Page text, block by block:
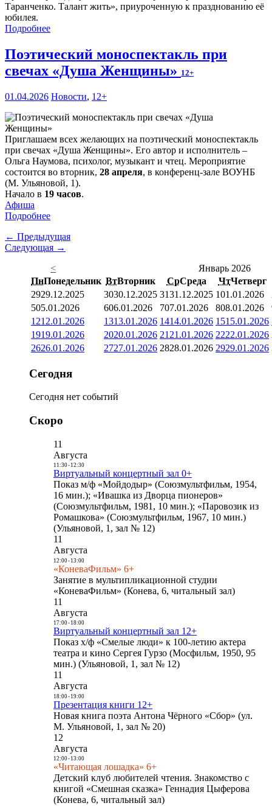
Таранченко. Талант жить», приуроченную к празднованию её
юбилея.
Подробнее
Поэтический моноспектакль при
свечах «Душа Женщины» 12+
01.04.2026 Новости, 12+
Приглашаем всех желающих на поэтический моноспектакль
при свечах «Душа Женщины». Его автор и исполнитель –
Ольга Наумова, психолог, музыкант и чтец. Мероприятие
состоится во вторник, 28 апреля, в конференц-зале ВОУНБ
(М. Ульяновой, 1).
Начало в 19 часов.
Афиша
Подробнее
← Предыдущая
Следующая →
<
Январь 2026
ПнПонедельник ВтВторник СрСреда ЧтЧетверг
2929.12.2025 3030.12.2025 3131.12.2025 101.01.2026
505.01.2026 606.01.2026 707.01.2026 808.01.2026
1212.01.2026 1313.01.2026 1414.01.2026 1515.01.2026
1919.01.2026 2020.01.2026 21 21.01.2026 2222.01.2026
2626.01.2026 2727.01.2026 2828.01.2026 2929.01.2026
Сегодня
Сегодня нет событий
Скоро
11
Августа
11:30- 12:30
Виртуальный концертный зал 0+
Показ м/ф «Мойдодыр» (Союзмультфильм, 1954,
16 мин.); «Ивашка из Дворца пионеров»
(Союзмультфильм, 1981, 10 мин.); «Паровозик из
Ромашкова» (Союзмультфильм, 1967, 10 мин.)
(Ульяновой, 1, зал № 12)
11
Августа
12:00- 13:00
«КоневаФильм» 6+
Занятие в мультипликационной студии
«КоневаФильм» (Конева, 6, читальный зал)
11
Августа
17:00- 18:00
Виртуальный концертный зал 12+
Показ х/ф «Смелые люди» к 100-летию актера
театра и кино Сергея Гурзо (Мосфильм, 1950, 95
мин.) (Ульяновой, 1, зал № 12)
11
Августа
18:00- 19:00
Презентация книги 12+
Новая книга поэта Антона Чёрного «Сбор» (ул.
М. Ульяновой, 1, зал № 20)
12
Августа
12:00- 13:00
«Читающая лошадка» 6+
Детский клуб любителей чтения. Знакомство с
книгой «Смешная сказка» Геннадия Цыферова
(Конева, 6, читальный зал)